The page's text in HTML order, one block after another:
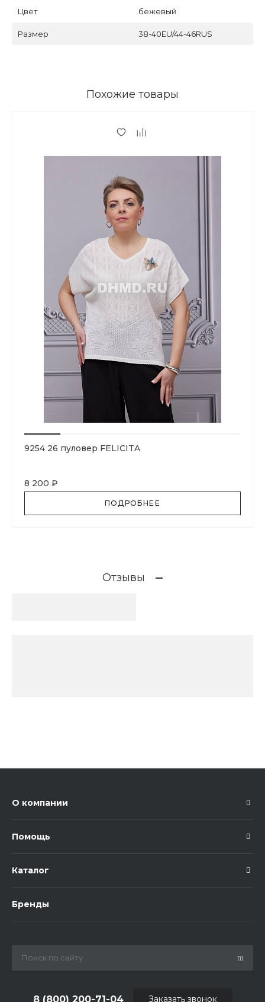
Цвет бежевый
Размер 38-40EU/44-46RUS
Похожие товары
9254 26 пуловер FELICITA
8 200 ₽
ПОДРОБНЕЕ
Отзывы
О компании
Помощь
Каталог
Бренды
8 (800) 200-71-04 Заказать звонок